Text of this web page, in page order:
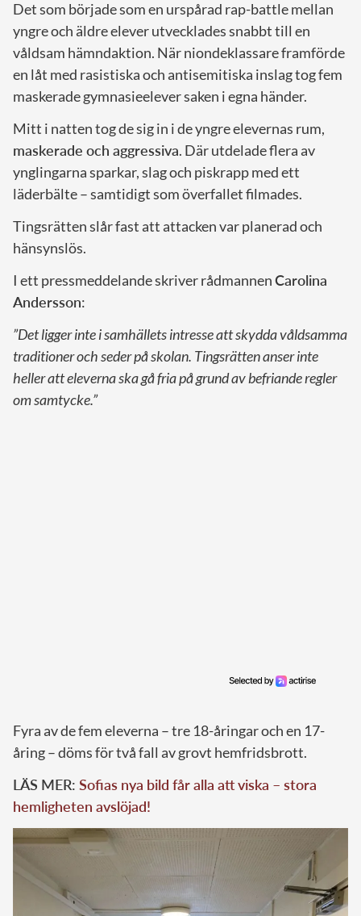
Det som började som en urspårad rap-battle mellan
yngre och äldre elever utvecklades snabbt till en
våldsam hämndaktion. När niondeklassare framförde
en låt med rasistiska och antisemitiska inslag tog fem
maskerade gymnasieelever saken i egna händer.
Mitt i natten tog de sig in i de yngre elevernas rum,
maskerade och aggressiva. Där utdelade flera av
ynglingarna sparkar, slag och piskrapp med ett
läderbälte – samtidigt som överfallet filmades.
Tingsrätten slår fast att attacken var planerad och
hänsynslös.
I ett pressmeddelande skriver rådmannenCarolina
Andersson:
”Det ligger inte i samhällets intresse att skydda våldsamma
traditioner och seder på skolan. Tingsrätten anser inte
heller att eleverna ska gå fria på grund av befriande regler
om samtycke.”
Fyra av de fem eleverna – tre 18-åringar och en 17-
åring – döms för två fall av grovt hemfridsbrott.
LÄS MER: Sofias nya bild får alla att viska – stora
hemligheten avslöjad!